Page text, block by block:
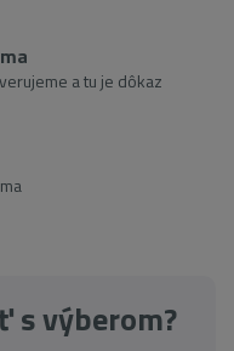
a tu je dôkaz
s výberom?